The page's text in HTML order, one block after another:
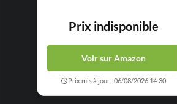
Prix indisponible
Voir sur Amazon
Prix mis à jour : 06/08/2026 14:30